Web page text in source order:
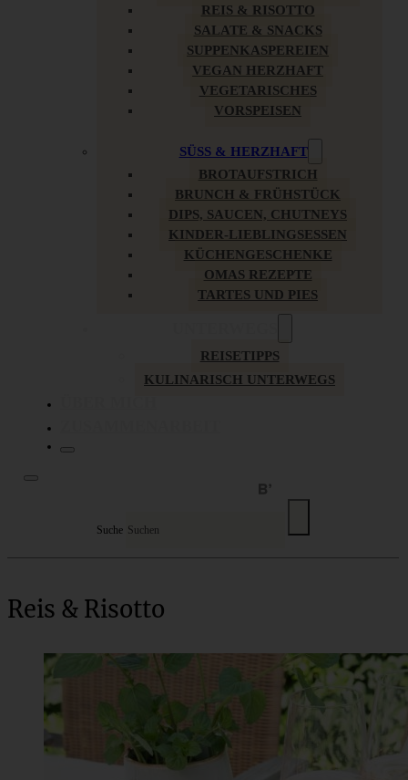
REIS & RISOTTO
SALATE & SNACKS
SUPPENKASPEREIEN
VEGAN HERZHAFT
VEGETARISCHES
VORSPEISEN
SÜSS & HERZHAFT
BROTAUFSTRICH
BRUNCH & FRÜHSTÜCK
DIPS, SAUCEN, CHUTNEYS
KINDER-LIEBLINGSESSEN
KÜCHENGESCHENKE
OMAS REZEPTE
TARTES UND PIES
REISETIPPS
KULINARISCH UNTERWEGS
Suche
Reis & Risotto